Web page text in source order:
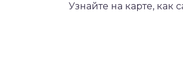
Узнайте на карте, как